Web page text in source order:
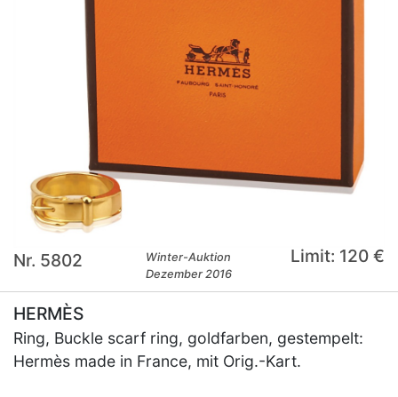
Nr. 5802
Winter-Auktion
Dezember 2016
Limit: 120 €
HERMÈS
Ring, Buckle scarf ring, goldfarben, gestempelt:
Hermès made in France, mit Orig.-Kart.